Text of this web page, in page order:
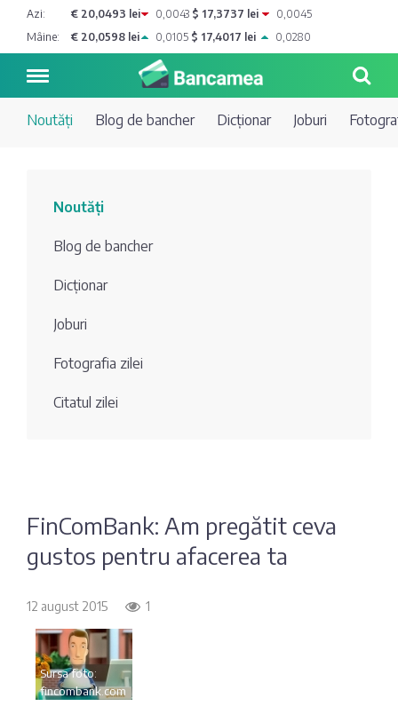
Azi: € 20,0493 lei 0,0043 $ 17,3737 lei
0,0045
Mâine:
€ 20,0598 lei 0,0105 $ 17,4017 lei 0,0280
bancher
Joburi
Fotografia
Depozite
Comerțbank
Energbank
Maib
Moldindconbank
OTP Bank
întrebare?
Sondaj
Noutăți Blog de bancher Dicționar Joburi
Noutăți
Blog de bancher
Dicționar
Joburi
Fotografia zilei
Citatul zilei
FinComBank: Am pregătit ceva
gustos pentru afacerea ta
12 august 2015 1
Sursa foto:
fincombank.com